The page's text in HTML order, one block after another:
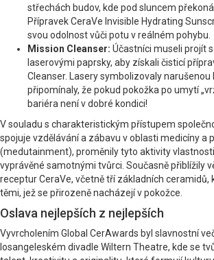
střechách budov, kde pod sluncem
Přípravek CeraVe Invisible Hydrating
svou odolnost vůči potu v reálném pohybu.
Mission Cleanser: Účastníci museli projít
laserovými paprsky, aby získali čisticí
Cleanser. Lasery symbolizovaly narušenou
připomínaly, že pokud pokožka po umytí
bariéra není v dobré kondici!
V souladu s charakteristickým přístupem
spojuje vzdělávání a zábavu v oblasti medicíny a
(medutainment), proměnily tyto aktivity
vyprávěné samotnými tvůrci. Současně přiblížily
receptur CeraVe, včetně tří základních ceramidů,
těmi, jež se přirozeně nacházejí v pokožce.
Oslava nejlepších z nejlepších
Vyvrcholením Global CerAwards byl slavnostní
losangeleském divadle Wiltern Theatre, kde se